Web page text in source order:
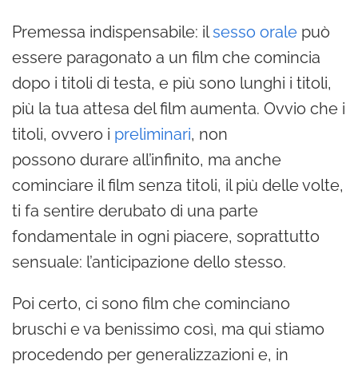
Premessa indispensabile: ilsesso orale può
essere paragonato a un film che comincia
dopo i titoli di testa, e più sono lunghi i titoli,
più la tua attesa del film aumenta. Ovvio che i
titoli, ovvero i preliminari, non
possono durare all’infinito, ma anche
cominciare il film senza titoli, il più delle volte,
ti fa sentire derubato di una parte
fondamentale in ogni piacere, soprattutto
sensuale: l’anticipazione dello stesso.
Poi certo, ci sono film che cominciano
bruschi e va benissimo così, ma qui stiamo
procedendo per generalizzazioni e, in